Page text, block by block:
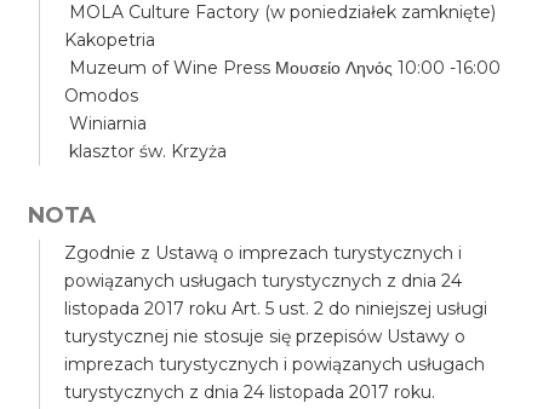
MOLA Culture Factory (w poniedziałek zamknięte)
Kakopetria
Muzeum of Wine Press Μουσείο Ληνός 10:00 -16:00
Omodos
Winiarnia
klasztor św. Krzyża
NOTA
Zgodnie z Ustawą o imprezach turystycznych i
powiązanych usługach turystycznych z dnia 24
listopada 2017 roku Art. 5 ust. 2 do niniejszej usługi
turystycznej nie stosuje się przepisów Ustawy o
imprezach turystycznych i powiązanych usługach
turystycznych z dnia 24 listopada 2017 roku.